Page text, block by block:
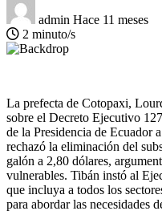
admin Hace 11 meses
2 minuto/s
La prefecta de Cotopaxi,
sobre el Decreto Ejecutivo
de la Presidencia de Ecuador
rechazó la eliminación del
galón a 2,80 dólares,
vulnerables. Tibán instó al
que incluya a todos los
para abordar las necesidades